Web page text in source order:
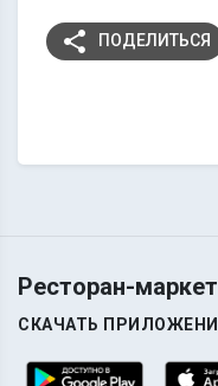
share ПОДЕЛИТЬСЯ
Ресторан-
СКАЧАТЬ